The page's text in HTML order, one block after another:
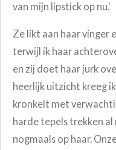
van mijn lipstick op nu.'
Ze likt aan haar vinger
terwijl ik haar
en zij doet haar jurk
heerlijk uitzicht kreeg
kronkelt met
harde tepels trekken
nogmaals op haar.